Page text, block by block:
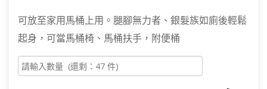
可放至家用馬桶上用。腿腳無力者、銀髮族如廁後輕鬆
起身，可當馬桶椅、馬桶扶手，附便桶